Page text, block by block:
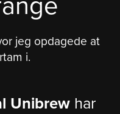
jeg opdagede at
i.
Unibrewhar